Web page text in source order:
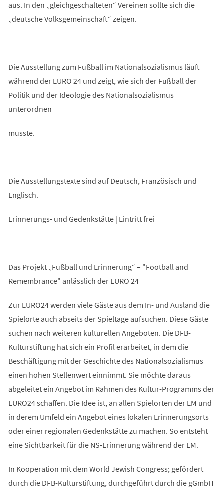
aus. In den „gleichgeschalteten“ Vereinen sollte sich die
„deutsche Volksgemeinschaft“ zeigen.
Die Ausstellung zum Fußball im Nationalsozialismus läuft
während der EURO 24 und zeigt, wie sich der Fußball der
Politik und der Ideologie des Nationalsozialismus
unterordnen
musste.
Die Ausstellungstexte sind auf Deutsch, Französisch und
Englisch.
Erinnerungs- und Gedenkstätte | Eintritt frei
Das Projekt „Fußball und Erinnerung“ – "Football and
Remembrance" anlässlich der EURO 24
Zur EURO24 werden viele Gäste aus dem In- und Ausland die
Spielorte auch abseits der Spieltage aufsuchen. Diese Gäste
suchen nach weiteren kulturellen Angeboten. Die DFB-
Kulturstiftung hat sich ein Profil erarbeitet, in dem die
Beschäftigung mit der Geschichte des Nationalsozialismus
einen hohen Stellenwert einnimmt. Sie möchte daraus
abgeleitet ein Angebot im Rahmen des Kultur-Programms der
EURO24 schaffen. Die Idee ist, an allen Spielorten der EM und
in derem Umfeld ein Angebot eines lokalen Erinnerungsorts
oder einer regionalen Gedenkstätte zu machen. So entsteht
eine Sichtbarkeit für die NS-Erinnerung während der EM.
In Kooperation mit dem World Jewish Congress; gefördert
durch die DFB-Kulturstiftung, durchgeführt durch die gGmbH